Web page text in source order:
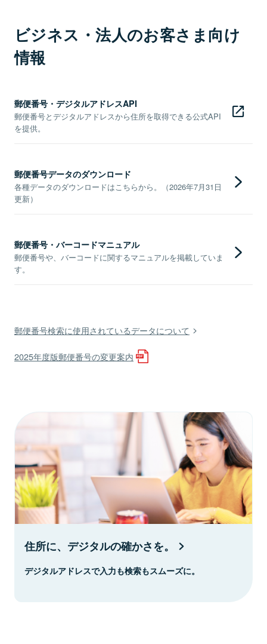
ビジネス・法人のお客さま向け
情報
郵便番号・デジタルアドレスAPI
郵便番号とデジタルアドレスから住所を取得できる公式API
を提供。
郵便番号データのダウンロード
各種データのダウンロードはこちらから。（2026年7月31日
更新）
郵便番号・バーコードマニュアル
郵便番号や、バーコードに関するマニュアルを掲載していま
す。
郵便番号検索に使用されているデータについて
2025年度版郵便番号の変更案内
住所に、デジタルの確かさを。
デジタルアドレスで入力も検索もスムーズに。